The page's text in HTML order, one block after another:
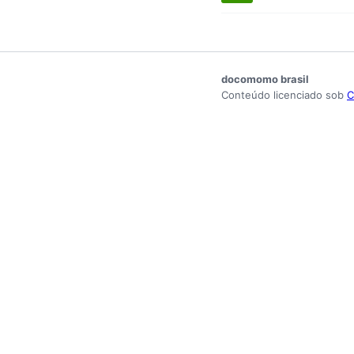
docomomo brasil
Conteúdo licenciado sob